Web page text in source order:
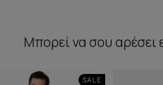
Μπορεί να σου αρέσει
SALE